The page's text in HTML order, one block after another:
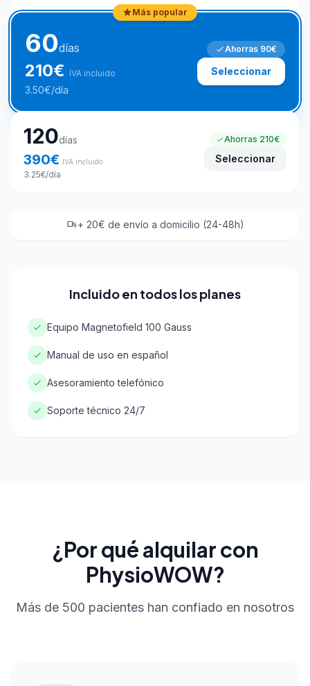
Más popular
60días
210€ IVA incluido
3.50€/día
Ahorras 90€
Seleccionar
120días
390€ IVA incluido
3.25€/día
Ahorras 210€
Seleccionar
+ 20€ de envío a domicilio (24-48h)
Incluido en todos los planes
Equipo Magnetofield 100 Gauss
Manual de uso en español
Asesoramiento telefónico
Soporte técnico 24/7
¿Por qué alquilar con
PhysioWOW?
Más de 500 pacientes han confiado en nosotros